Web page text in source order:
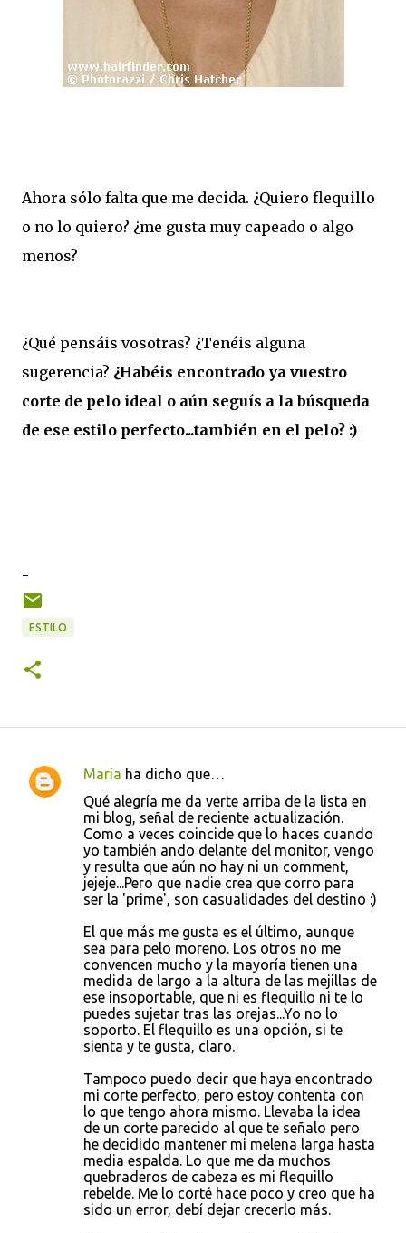
Ahora sólo falta que me decida. ¿Quiero flequillo
o no lo quiero? ¿me gusta muy capeado o algo
menos?
¿Qué pensáis vosotras? ¿Tenéis alguna
sugerencia? ¿Habéis encontrado ya vuestro
corte de pelo ideal o aún seguís a la búsqueda
de ese estilo perfecto...también en el pelo? :)
-
ESTILO
C
María ha dicho que…
Qué alegría me da verte arriba de la lista en
mi blog, señal de reciente actualización.
Como a veces coincide que lo haces cuando
yo también ando delante del monitor, vengo
y resulta que aún no hay ni un comment,
jejeje...Pero que nadie crea que corro para
ser la 'prime', son casualidades del destino :)
El que más me gusta es el último, aunque
sea para pelo moreno. Los otros no me
convencen mucho y la mayoría tienen una
medida de largo a la altura de las mejillas de
ese insoportable, que ni es flequillo ni te lo
puedes sujetar tras las orejas...Yo no lo
soporto. El flequillo es una opción, si te
sienta y te gusta, claro.
Tampoco puedo decir que haya encontrado
mi corte perfecto, pero estoy contenta con
lo que tengo ahora mismo. Llevaba la idea
de un corte parecido al que te señalo pero
he decidido mantener mi melena larga hasta
media espalda. Lo que me da muchos
quebraderos de cabeza es mi flequillo
rebelde. Me lo corté hace poco y creo que ha
sido un error, debí dejar crecerlo más.